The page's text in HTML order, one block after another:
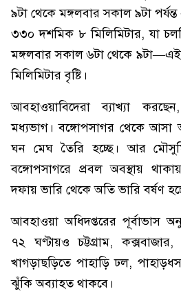
৯টা থেকে মঙ্গলবার সকাল ৯টা
৩৩০ দশমিক ৮ মিলিমিটার, যা
মঙ্গলবার সকাল ৬টা থেকে
মিলিমিটার বৃষ্টি।
আবহাওয়াবিদেরা ব্যাখ্যা
মধ্যভাগ। বঙ্গোপসাগর থেকে আসা
ঘন মেঘ তৈরি হচ্ছে। আর
বঙ্গোপসাগরে প্রবল অবস্থায়
দফায় ভারি থেকে অতি ভারি বর্ষণ
আবহাওয়া অধিদপ্তরের পূর্বাভাস
৭২ ঘণ্টায়ও চট্টগ্রাম, কক্সবাজার,
খাগড়াছড়িতে পাহাড়ি ঢল,
ঝুঁকি অব্যাহত থাকবে।